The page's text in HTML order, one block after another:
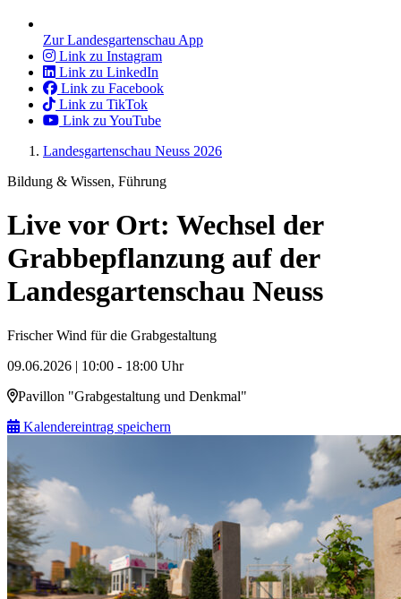
Zur Landesgartenschau App
Link zu Instagram
Link zu LinkedIn
Link zu Facebook
Link zu TikTok
Link zu YouTube
Landesgartenschau Neuss 2026
Bildung & Wissen, Führung
Live vor Ort: Wechsel der
Grabbepflanzung auf der
Landesgartenschau Neuss
Frischer Wind für die Grabgestaltung
09.06.2026 | 10:00 - 18:00 Uhr
Pavillon "Grabgestaltung und Denkmal"
Kalendereintrag speichern